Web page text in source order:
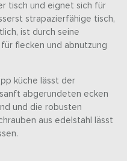
tisch und eignet sich für
strapazierfähige tisch,
ist durch seine
flecken und abnutzung
küche lässt der
abgerundeten ecken
und die robusten
aus edelstahl lässt